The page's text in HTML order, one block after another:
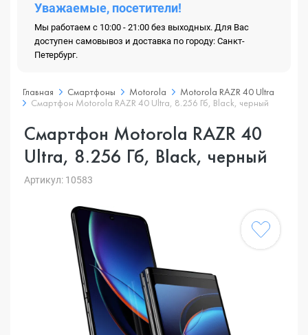
Уважаемые, посетители!
Мы работаем с 10:00 - 21:00 без выходных. Для Вас
доступен самовывоз и доставка по городу: Санкт-
Петербург.
Главная Смартфоны Motorola
Motorola RAZR 40 Ultra
Смартфон Motorola RAZR 40 Ultra, 8.256 Гб, Black, черный
Смартфон Motorola RAZR 40
Ultra, 8.256 Гб, Black, черный
Артикул: 10583